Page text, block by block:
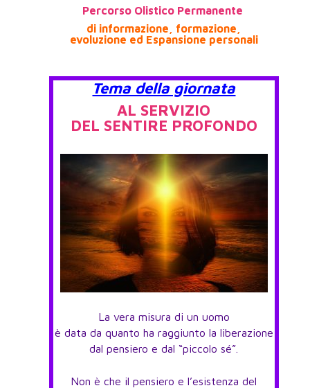
Percorso Olistico Permanente
di informazione, formazione,
evoluzione ed Espansione personali
Tema della giornata
AL SERVIZIO
DEL SENTIRE PROFONDO
La vera misura di un uomo
è data da quanto ha raggiunto la liberazione
dal pensiero e dal “piccolo sé”.
Non è che il pensiero e l’esistenza del